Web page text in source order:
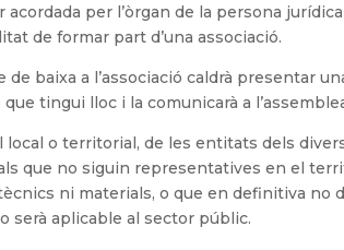
acordada per l’òrgan de la persona
de formar part d’una associació.
baixa a l’associació caldrà presentar
tingui lloc i la comunicarà a
o territorial, de les entitats dels
que no siguin representatives en el
ni materials, o que en definitiva
serà aplicable al sector públic.